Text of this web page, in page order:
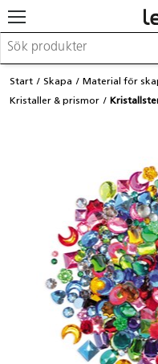
Möbler & inredning
Lekplatsutrustning &
Skolförbrukning &
Logga in / Registrera dig
Hitta din säljare
Kontakta Lekolar
Start Skapa Material för
Kristaller & prismor